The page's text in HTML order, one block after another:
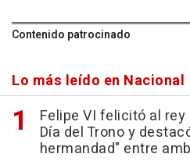
Contenido patrocinado
Lo más leído en Nacional
Felipe VI felicitó al
Día del Trono y
hermandad" entre